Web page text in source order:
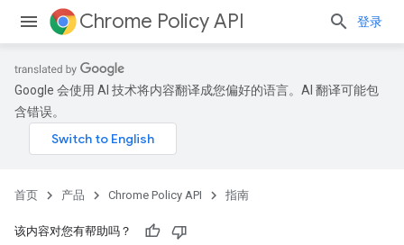
Chrome Policy API 登录
Google 会使用 AI 技术将内容翻译成您偏好的语言。AI 翻译可能包
含错误。
首页 产品 Chrome Policy API 指南
该内容对您有帮助吗？